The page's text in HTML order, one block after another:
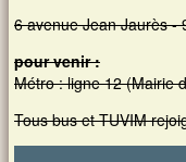
6 avenue Jean Jaurès -
pour venir :
Métro : ligne 12 (Mairie
Tous bus et TUVIM